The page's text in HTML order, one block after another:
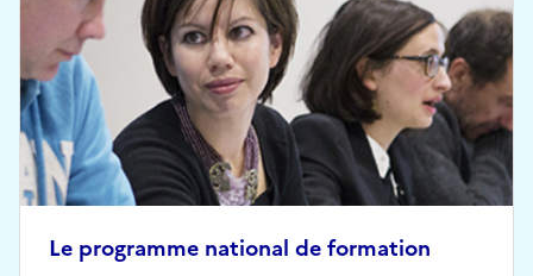
Le programme national de formation